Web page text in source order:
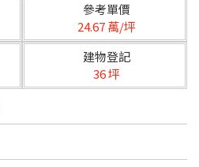
參考單價
24.67 萬/坪
建物登記
36 坪